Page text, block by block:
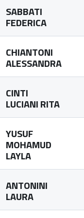
SABBATI
FEDERICA
CHIANTONI
ALESSANDRA
CINTI
LUCIANI RITA
YUSUF
MOHAMUD
LAYLA
ANTONINI
LAURA